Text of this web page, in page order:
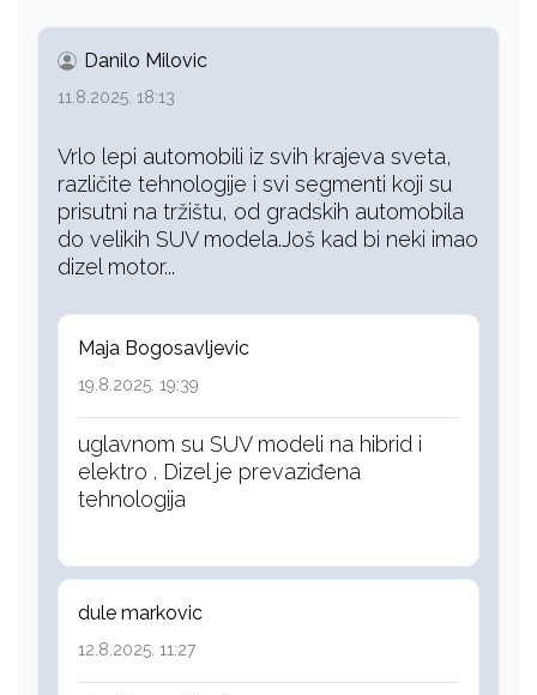
Danilo Milovic
11.8.2025. 18:13
Vrlo lepi automobili iz svih krajeva sveta,
različite tehnologije i svi segmenti koji su
prisutni na tržištu, od gradskih automobila
do velikih SUV modela.Još kad bi neki imao
dizel motor...
Maja Bogosavljevic
19.8.2025. 19:39
uglavnom su SUV modeli na hibrid i
elektro . Dizel je prevaziđena
tehnologija
dule markovic
12.8.2025. 11:27